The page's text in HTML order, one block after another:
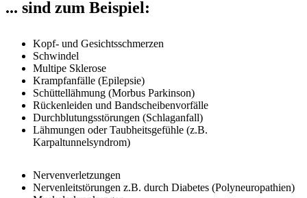
... sind zum Beispiel:
Kopf- und Gesichtsschmerzen
Schwindel
Multipe Sklerose
Krampfanfälle (Epilepsie)
Schüttellähmung (Morbus Parkinson)
Rückenleiden und Bandscheibenvorfälle
Durchblutungsstörungen (Schlaganfall)
Lähmungen oder Taubheitsgefühle (z.B.
Karpaltunnelsyndrom)
Nervenverletzungen
Nervenleitstörungen z.B. durch Diabetes (Polyneuropathien)